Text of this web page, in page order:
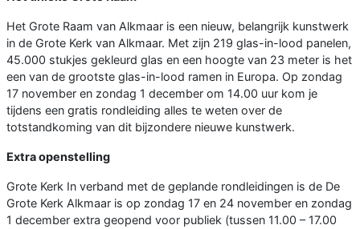
Het Grote Raam van Alkmaar is een nieuw, belangrijk kunstwerk
in de Grote Kerk van Alkmaar. Met zijn 219 glas-in-lood panelen,
45.000 stukjes gekleurd glas en een hoogte van 23 meter is het
een van de grootste glas-in-lood ramen in Europa. Op zondag
17 november en zondag 1 december om 14.00 uur kom je
tijdens een gratis rondleiding alles te weten over de
totstandkoming van dit bijzondere nieuwe kunstwerk.
Extra openstelling
Grote Kerk In verband met de geplande rondleidingen is de De
Grote Kerk Alkmaar is op zondag 17 en 24 november en zondag
1 december extra geopend voor publiek (tussen 11.00 – 17.00